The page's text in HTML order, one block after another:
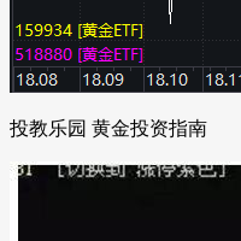
投教乐园 黄金投资指南